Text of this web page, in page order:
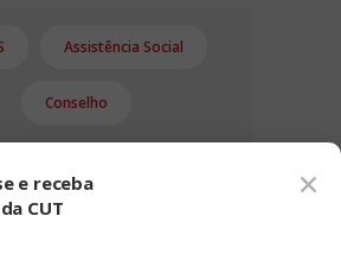
Assistência Social
Conselho
e receba
CUT